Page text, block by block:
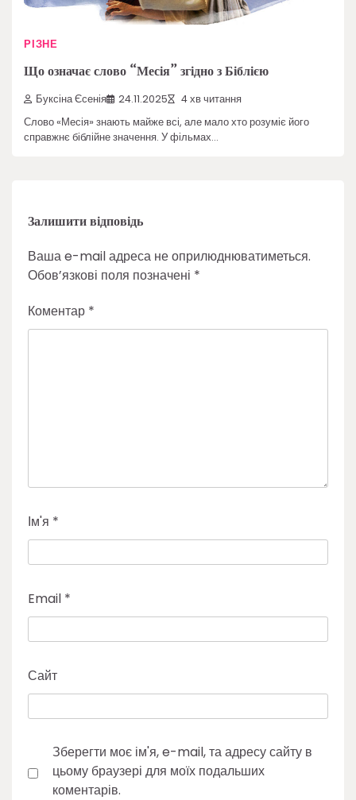
РІЗНЕ
Що означає слово “Месія” згідно з Біблією
Буксіна Єсенія 24.11.2025 4 хв читання
Слово «Месія» знають майже всі, але мало хто розуміє його
справжнє біблійне значення. У фільмах…
Залишити відповідь
Ваша e-mail адреса не оприлюднюватиметься.
Обов’язкові поля позначені *
Коментар *
Ім'я *
Email *
Сайт
Зберегти моє ім'я, e-mail, та адресу сайту в
цьому браузері для моїх подальших
коментарів.